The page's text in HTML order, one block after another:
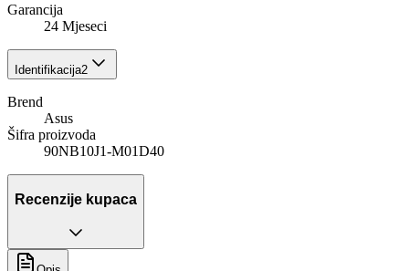
Garancija
24 Mjeseci
Identifikacija2
Brend
Asus
Šifra proizvoda
90NB10J1-M01D40
Recenzije kupaca